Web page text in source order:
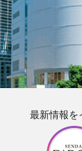
最新情報を